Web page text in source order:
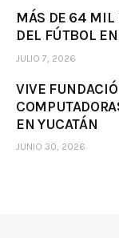
MÁS DE 64 MIL
DEL FÚTBOL
JULIO 7, 2026
VIVE
EN YUCATÁN
JUNIO 30, 2026